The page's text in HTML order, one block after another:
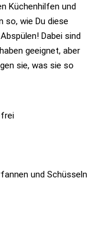
Küchenhilfen und
so, wie Du diese
Dabei sind
geeignet, aber
sie, was sie so
und Schüsseln